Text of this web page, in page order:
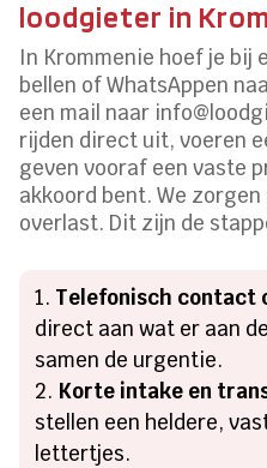
loodgieter in
In Krommenie hoef je bij
bellen of WhatsAppen
een mail naar
rijden direct uit, voeren
geven vooraf een vaste
akkoord bent. We
overlast. Dit zijn de
Telefonisch contact
direct aan wat er aan
samen de urgentie.
Korte intake en
stellen een heldere,
lettertjes.